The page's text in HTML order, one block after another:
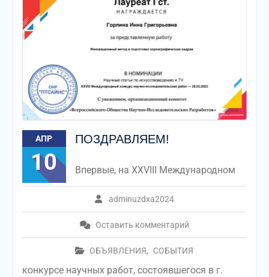
АПР
10
ПОЗДРАВЛЯЕМ!
adminuzdxa2024
Оставить комментарий
ОБЪЯВЛЕНИЯ, СОБЫТИЯ
Впервые, на XXVIII Международном
конкурсе научных работ, состоявшегося в г.